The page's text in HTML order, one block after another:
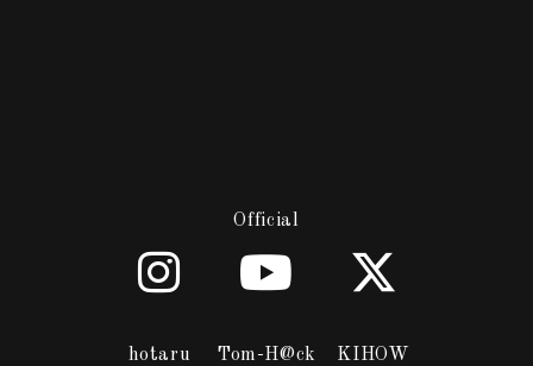
Official
hotaru Tom-H@ck KIHOW